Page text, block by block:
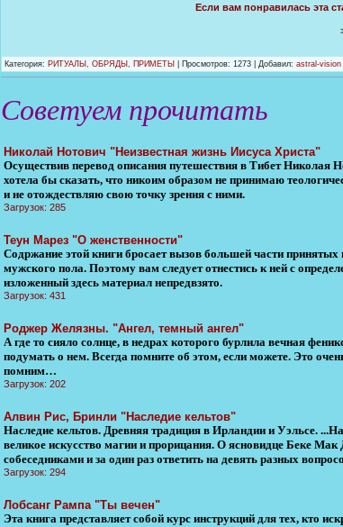
Если вам понравилась эта
Категория: РИТУАЛЫ, ОБРЯДЫ, ПРИМЕТЫ Просмотров: 1273 | Добавил: astral-vision
Советуем прочитать
Николай Нотович "Неизвестная жизнь Иисуса Христа"
Осуществив перевод описания путешествия в Тибет
хотела бы сказать, что никоим образом не принимаю
и не отождествляю свою точку зрения с ними.
Загрузок: 285
Теун Марез "О женственности"
Содржание этой книги бросает вызов большей части
мужского пола. Поэтому вам следует отнестись к ней с
изложенный здесь материал непредвзято.
Загрузок: 431
Роджер Желязны. "Ангел, темный ангел"
А где то сияло солнце, в недрах которого бурлила вечная
подумать о нем. Всегда помните об этом, если можете. Это
помним…
Загрузок: 202
Алвин Рис, Бринли "Наследие кельтов"
Наследие кельтов. Древняя традиция в Ирландии и Уэльсе.
великое искусство магии и прорицания. О ясновидце Беке
собеседниками и за один раз ответить на девять разных
Загрузок: 294
Лобсанг Рампа "Ты вечен"
Эта книга представляет собой курс инструкций для тех, кто